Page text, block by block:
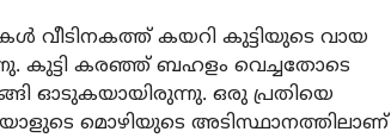
വീടിനകത്ത് കയറി കുട്ടിയുടെ വായ
കുട്ടി കരഞ്ഞ് ബഹളം വെച്ചതോടെ
ഓടുകയായിരുന്നു. ഒരു പ്രതിയെ
ഇയാളുടെ മൊഴിയുടെ അടിസ്ഥാനത്തിലാണ്